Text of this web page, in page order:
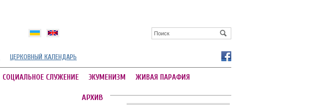
ЦЕРКОВНЫЙ КАЛЕНДАРЬ
СОЦИАЛЬНОЕ СЛУЖЕНИЕ ЭКУМЕНИЗМ ЖИВАЯ ПАРАФИЯ
АРХИВ